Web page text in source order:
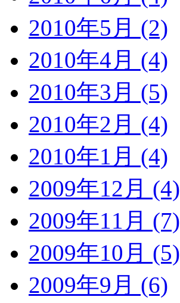
2010年5月 (2)
2010年4月 (4)
2010年3月 (5)
2010年2月 (4)
2010年1月 (4)
2009年12月 (4)
2009年11月 (7)
2009年10月 (5)
2009年9月 (6)